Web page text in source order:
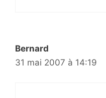
Bernard
31 mai 2007 à 14:19